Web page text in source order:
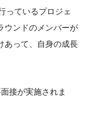
っているプロジェ
ウンドのメンバーが
あって、自身の成長
接が実施されま